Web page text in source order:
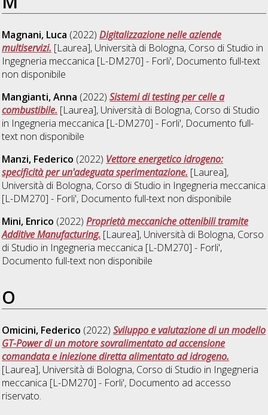
Magnani, Luca (2022)Digitalizzazione nelle aziende
multiservizi. [Laurea], Università di Bologna, Corso di Studio in
Ingegneria meccanica [L-DM270] - Forli', Documento full-text
non disponibile
Mangianti, Anna (2022)Sistemi di testing per celle a
combustibile. [Laurea], Università di Bologna, Corso di Studio
in Ingegneria meccanica [L-DM270] - Forli', Documento full-
text non disponibile
Manzi, Federico (2022) Vettore energetico idrogeno:
specificità per un'adeguata sperimentazione. [Laurea],
Università di Bologna, Corso di Studio in Ingegneria meccanica
[L-DM270] - Forli', Documento full-text non disponibile
Mini, Enrico (2022)Proprietà meccaniche ottenibili tramite
Additive Manufacturing. [Laurea], Università di Bologna, Corso
di Studio in Ingegneria meccanica [L-DM270] - Forli',
Documento full-text non disponibile
O
Omicini, Federico (2022)Sviluppo e valutazione di un modello
GT-Power di un motore sovralimentato ad accensione
comandata e iniezione diretta alimentato ad idrogeno.
[Laurea], Università di Bologna, Corso di Studio in Ingegneria
meccanica [L-DM270] - Forli', Documento ad accesso
riservato.